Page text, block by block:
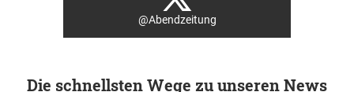
@Abendzeitung
Die schnellsten Wege zu unseren News